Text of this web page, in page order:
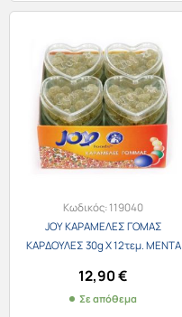
Κωδικός:119040
JOY ΚΑΡΑΜΕΛΕΣ ΓΟΜΑΣ
ΚΑΡΔΟΥΛΕΣ 30g X 12τεμ. ΜΕΝΤΑ
12,90€
Σε απόθεμα